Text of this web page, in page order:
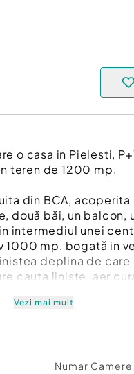
o casa in Pielesti,
teren de 1200 mp.
din BCA,
două băi, un balcon,
intermediul unei
1000 mp, bogată in
deplina de care
cauta liniste, aer
Vezi mai mult
Numar Camere